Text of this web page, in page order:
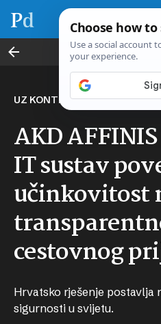
UZ KONTROLU I PREVENCIJA
AKD
IT sustav
učinkovitost
cestovnog
Hrvatsko rješenje postavlja
sigurnosti u svijetu.